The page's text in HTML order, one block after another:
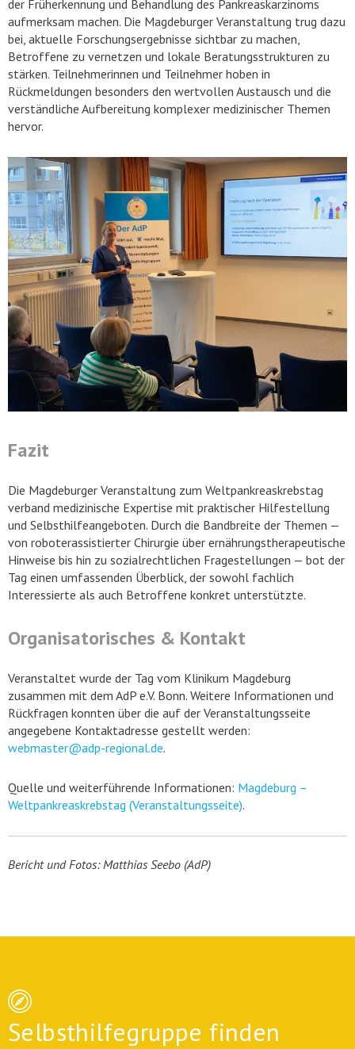
der Früherkennung und Behandlung des Pankreaskarzinoms
aufmerksam machen. Die Magdeburger Veranstaltung trug dazu
bei, aktuelle Forschungsergebnisse sichtbar zu machen,
Betroffene zu vernetzen und lokale Beratungsstrukturen zu
stärken. Teilnehmerinnen und Teilnehmer hoben in
Rückmeldungen besonders den wertvollen Austausch und die
verständliche Aufbereitung komplexer medizinischer Themen
hervor.
Fazit
Die Magdeburger Veranstaltung zum Weltpankreaskrebstag
verband medizinische Expertise mit praktischer Hilfestellung
und Selbsthilfeangeboten. Durch die Bandbreite der Themen —
von roboterassistierter Chirurgie über ernährungstherapeutische
Hinweise bis hin zu sozialrechtlichen Fragestellungen — bot der
Tag einen umfassenden Überblick, der sowohl fachlich
Interessierte als auch Betroffene konkret unterstützte.
Organisatorisches & Kontakt
Veranstaltet wurde der Tag vom Klinikum Magdeburg
zusammen mit dem AdP e.V. Bonn. Weitere Informationen und
Rückfragen konnten über die auf der Veranstaltungsseite
angegebene Kontaktadresse gestellt werden:
webmaster@adp-regional.de.
Quelle und weiterführende Informationen: Magdeburg –
Weltpankreaskrebstag (Veranstaltungsseite).
Bericht und Fotos: Matthias Seebo (AdP)
Selbsthilfegruppe finden